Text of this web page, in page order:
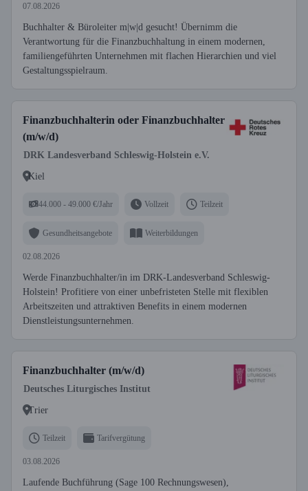
07.08.2026
Buchhalter & Büroleiter m|w|d gesucht! Übernimm die
Verantwortung für die Finanzbuchhaltung in einem modernen,
familiengeführten Unternehmen mit flachen Hierarchien und viel
Gestaltungsspielraum.
Finanzbuchhalterin oder Finanzbuchhalter
(m/w/d)
DRK Landesverband Schleswig-Holstein e.V.
Kiel
44.000 - 49.000 €/Jahr Vollzeit Teilzeit
Gesundheitsangebote Weiterbildungen
02.08.2026
Werde Finanzbuchhalter/in im DRK-Landesverband Schleswig-
Holstein! Profitiere von einer unbefristeten Stelle mit flexiblen
Arbeitszeiten und attraktiven Benefits in einem modernen
Dienstleistungsunternehmen.
Finanzbuchhalter (m/w/d)
Deutsches Liturgisches Institut
Trier
Teilzeit Tarifvergütung
03.08.2026
Laufende Buchführung (Sage 100 Rechnungswesen),